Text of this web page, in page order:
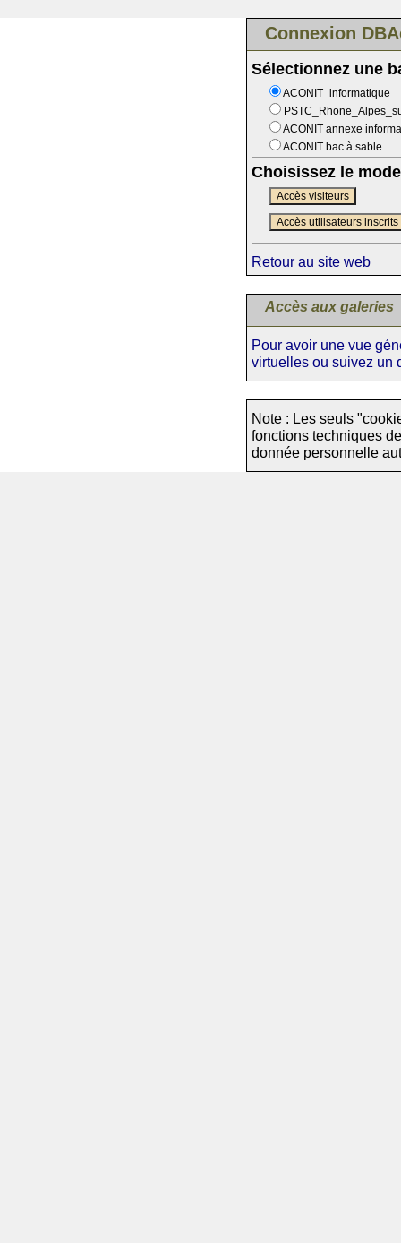
Connexion
Sélectionnez une
ACONIT_informatique
ACONIT annexe
ACONIT bac à sable
Choisissez le
Accès visiteurs
Accès utilisateurs inscrits
Retour au site web
Accès aux galeries
Pour avoir une vue
virtuelles ou suivez un
Note : Les seuls
fonctions techniques
donnée personnelle